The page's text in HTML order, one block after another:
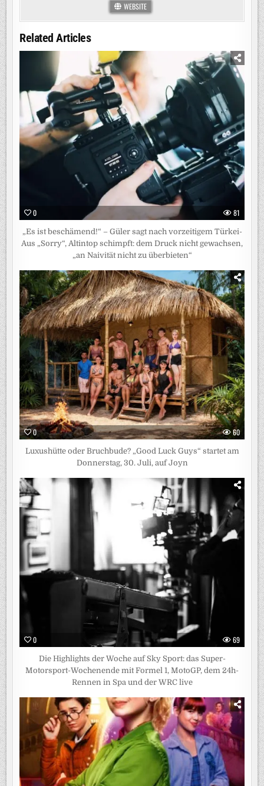
WEBSITE
Related Articles
0 81
„Es ist beschämend!“ – Güler sagt nach vorzeitigem Türkei-
Aus „Sorry“, Altintop schimpft: dem Druck nicht gewachsen,
„an Naivität nicht zu überbieten“
0 60
Luxushütte oder Bruchbude? „Good Luck Guys“ startet am
Donnerstag, 30. Juli, auf Joyn
0 69
Die Highlights der Woche auf Sky Sport: das Super-
Motorsport-Wochenende mit Formel 1, MotoGP, dem 24h-
Rennen in Spa und der WRC live